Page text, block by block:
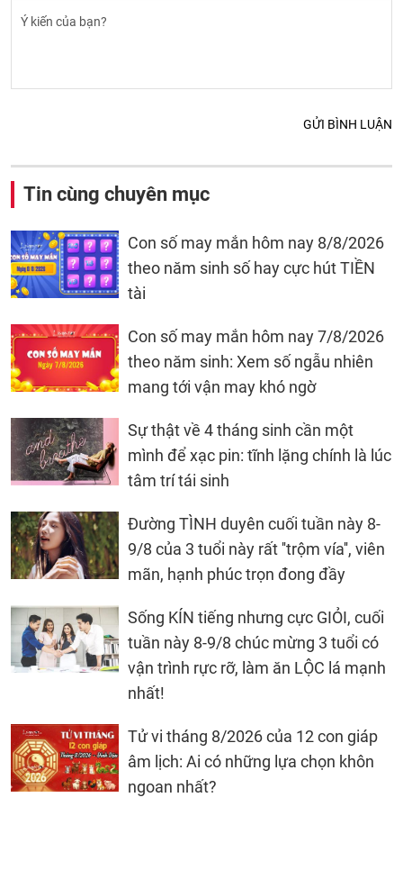
GỬI BÌNH LUẬN
Tin cùng chuyên mục
Con số may mắn hôm nay 8/8/2026
theo năm sinh số hay cực hút TIỀN
tài
Con số may mắn hôm nay 7/8/2026
theo năm sinh: Xem số ngẫu nhiên
mang tới vận may khó ngờ
Sự thật về 4 tháng sinh cần một
mình để xạc pin: tĩnh lặng chính là lúc
tâm trí tái sinh
Đường TÌNH duyên cuối tuần này 8-
9/8 của 3 tuổi này rất ''trộm vía'', viên
mãn, hạnh phúc trọn đong đầy
Sống KÍN tiếng nhưng cực GIỎI, cuối
tuần này 8-9/8 chúc mừng 3 tuổi có
vận trình rực rỡ, làm ăn LỘC lá mạnh
nhất!
Tử vi tháng 8/2026 của 12 con giáp
âm lịch: Ai có những lựa chọn khôn
ngoan nhất?